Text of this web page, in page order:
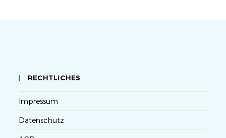
RECHTLICHES
Impressum
Datenschutz